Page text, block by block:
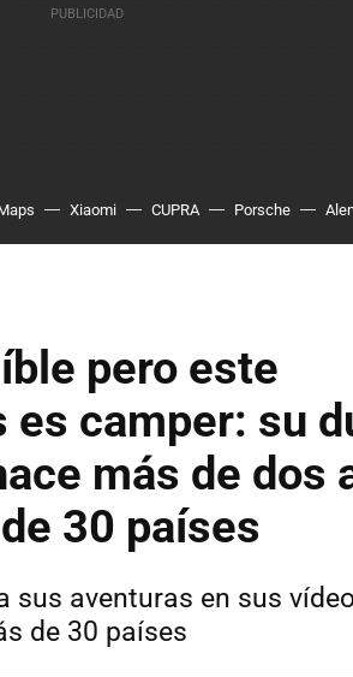
Xiaomi CUPRA Porsche
pero este
es camper: su
más de dos
30 países
sus aventuras en sus
de 30 países